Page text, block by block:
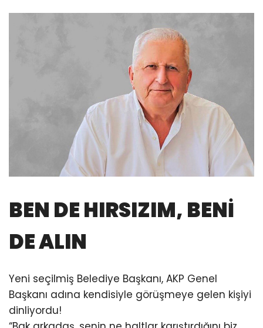
BEN DE HIRSIZIM, BENİ
DE ALIN
Yeni seçilmiş Belediye Başkanı, AKP Genel
Başkanı adına kendisiyle görüşmeye gelen kişiyi
dinliyordu!